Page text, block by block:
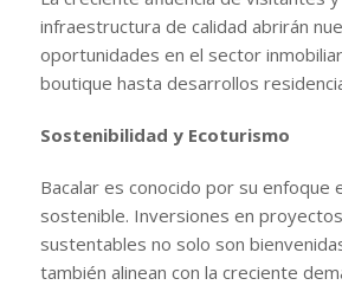
infraestructura de calidad abrirán
oportunidades en el sector
boutique hasta desarrollos
Sostenibilidad y Ecoturismo
Bacalar es conocido por su enfoque
sostenible. Inversiones en
sustentables no solo son
también alinean con la creciente